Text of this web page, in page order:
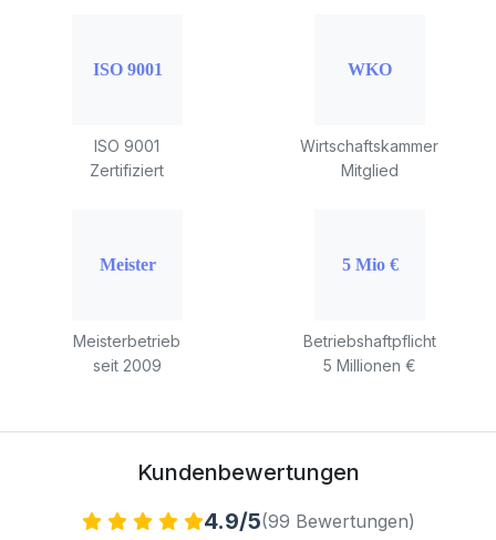
ISO 9001
Zertifiziert
Wirtschaftskammer
Mitglied
Meisterbetrieb
seit 2009
Betriebshaftpflicht
5 Millionen €
Kundenbewertungen
4.9/5(99 Bewertungen)